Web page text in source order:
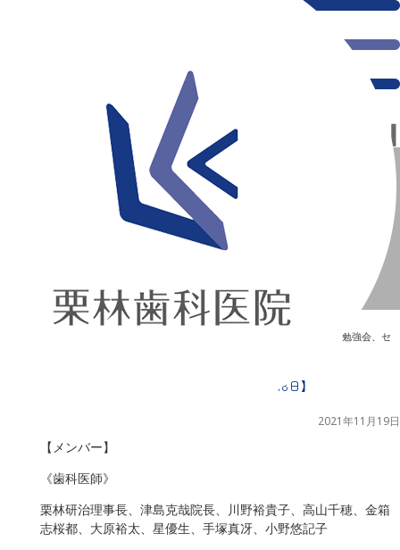
歯科医師・歯科衛生士合同勉強会【11月18日】
勉強会、セ
歯科医師・歯科衛生士合同勉強会【11月18日】
2021年11月19日
【メンバー】
《歯科医師》
栗林研治理事長、津島克哉院長、川野裕貴子、高山千穂、金箱
志桜都、大原裕太、星優生、手塚真冴、小野悠記子